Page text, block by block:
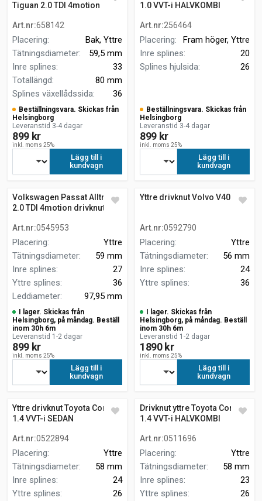
Tiguan 2.0 TDI 4motion
Art.nr:658142
Placering:
Bak, Yttre
Tätningsdiameter:
59,5 mm
Inre splines:
33
Totallängd:
80 mm
Splines växellådssida: 36
Beställningsvara. Skickas från
Helsingborg
Leveranstid 3-4 dagar
899 kr
inkl. moms 25%
Lägg till i
kundvagn
1.0 VVT-i HALVKOMBI
Art.nr:256464
Placering:
Fram höger, Yttre
Inre splines:
20
Splines hjulsida: 26
Beställningsvara. Skickas från
Helsingborg
Leveranstid 3-4 dagar
899 kr
inkl. moms 25%
Lägg till i
kundvagn
Volkswagen Passat Alltrack
2.0 TDI 4motion drivknut
Art.nr:0545953
Placering:
Yttre
Tätningsdiameter:
59 mm
Inre splines:
27
Yttre splines:
36
Leddiameter: 97,95 mm
I lager. Skickas från
Helsingborg, på måndag. Beställ
inom 30h 6m
Leveranstid 1-2 dagar
899 kr
inkl. moms 25%
Lägg till i
kundvagn
Yttre drivknut Volvo V40 D2
Art.nr:0592790
Placering:
Yttre
Tätningsdiameter:
56 mm
Inre splines:
24
Yttre splines: 36
I lager. Skickas från
Helsingborg, på måndag. Beställ
inom 30h 6m
Leveranstid 1-2 dagar
1890 kr
inkl. moms 25%
Lägg till i
kundvagn
Yttre drivknut Toyota Corolla
1.4 VVT-i SEDAN
Art.nr:0522894
Placering:
Yttre
Tätningsdiameter:
58 mm
Inre splines:
24
Yttre splines:
26
Drivknut yttre Toyota Corolla
1.4 VVT-i HALVKOMBI
Art.nr:0511696
Placering:
Yttre
Tätningsdiameter:
58 mm
Inre splines:
23
Yttre splines:
26